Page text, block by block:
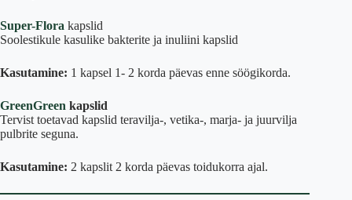
Super-Flora kapslid
Soolestikule kasulike bakterite ja inuliini kapslid
Kasutamine: 1 kapsel 1- 2 korda päevas enne söögikorda.
GreenGreen kapslid
Tervist toetavad kapslid teravilja-, vetika-, marja- ja juurvilja
pulbrite seguna.
Kasutamine: 2 kapslit 2 korda päevas toidukorra ajal.